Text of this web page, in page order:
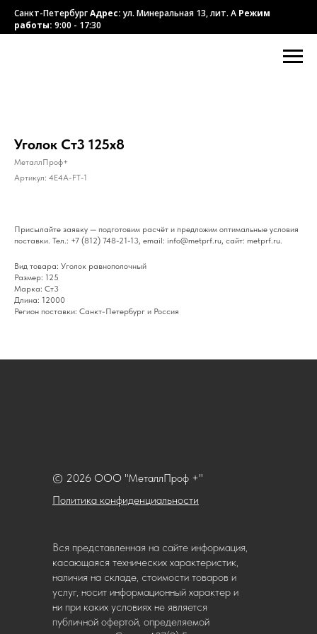
Санкт-ПетербургАдрес:ул. Минеральная 13, лит. А Режим
работы: 9:00 - 17:30
Уголок Ст3 125х8
МеталлПроф+
Артикул: 4E4A-FT-1
Присылайте заявку — подготовим расчёт и предложим оптимальные условия
поставки. Тел.: +7 (812) 748-21-13, email: info@metprf.ru, сайт: metprf.ru.
Вид товара: Уголок равнополочный
Размер: 125
Марка: Ст3
Длина: 12000
Регион поставки: Санкт-Петербург и Россия
Политика конфиденциальности
© 2026 ООО "МеталлПроф +"
Вся представленная на сайте информация,
касающаяся технических характеристик,
наличия на складе, стоимости товаров и
услуг, носит информационный характер и
ни при каких условиях не является
публичной офертой, определяемой